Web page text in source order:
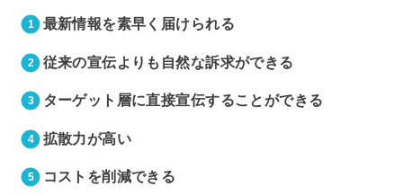
最新情報を素早く届けられる
従来の宣伝よりも自然な訴求ができる
ターゲット層に直接宣伝することができる
拡散力が高い
コストを削減できる